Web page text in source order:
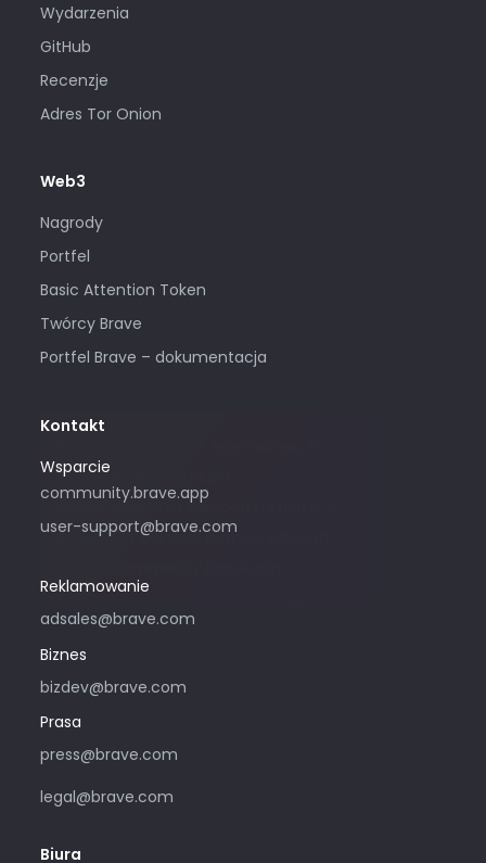
Wydarzenia
GitHub
Recenzje
Adres Tor Onion
Web3
Nagrody
Portfel
Basic Attention Token
Twórcy Brave
Portfel Brave – dokumentacja
Kontakt
Wsparcie
community.brave.app
user-support@brave.com
Reklamowanie
adsales@brave.com
mail tylko w przypadku
zainteresowania zakupem reklamy w
Brave. Aby uzyskać pomoc, odwiedź
Biznes
bizdev@brave.com
Prasa
press@brave.com
legal@brave.com
Biura